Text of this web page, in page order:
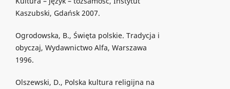
Kaszubski, Gdańsk 2007.
Ogrodowska, B., Święta polskie. Tradycja i
obyczaj, Wydawnictwo Alfa, Warszawa
1996.
Olszewski, D., Polska kultura religijna na